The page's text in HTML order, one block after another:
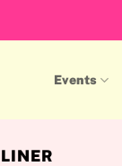
Events